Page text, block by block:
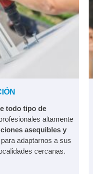
todo tipo de
altamente
asequibles y
para adaptarnos a sus
cercanas.